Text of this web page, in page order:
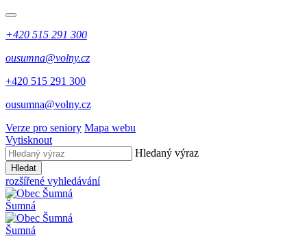
+420 515 291 300
ousumna@volny.cz
+420 515 291 300
ousumna@volny.cz
Verze pro seniory Mapa webu
Vytisknout
Hledaný výraz
Hledat
rozšířené vyhledávání
Šumná
Šumná